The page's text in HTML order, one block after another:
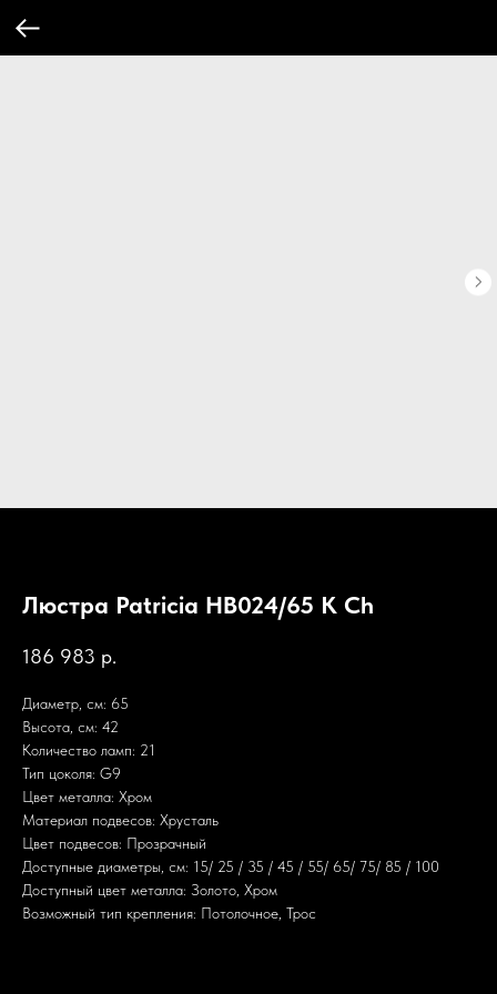
Люстра Patricia HB024/65 K Ch
186 983 р.
Диаметр, см: 65
Высота, см: 42
Количество ламп: 21
Тип цоколя: G9
Цвет металла: Хром
Материал подвесов: Хрусталь
Цвет подвесов: Прозрачный
Доступные диаметры, см: 15/ 25 / 35 / 45 / 55/ 65/ 75/ 85 / 100
Доступный цвет металла: Золото, Хром
Возможный тип крепления: Потолочное, Трос